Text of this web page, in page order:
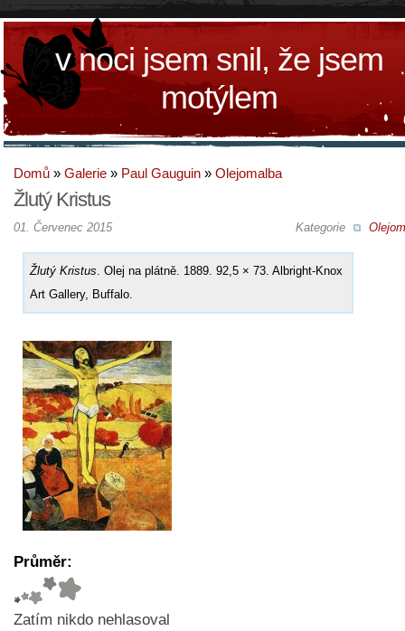
v noci jsem snil, že jsem
motýlem
Domů » Galerie » Paul Gauguin » Olejomalba
Žlutý Kristus
Kategorie
01. Červenec 2015
Žlutý Kristus . Olej na plátně. 1889. 92,5 × 73. Albright-Knox
Art Gallery, Buffalo.
Průměr:
Zatím nikdo nehlasoval